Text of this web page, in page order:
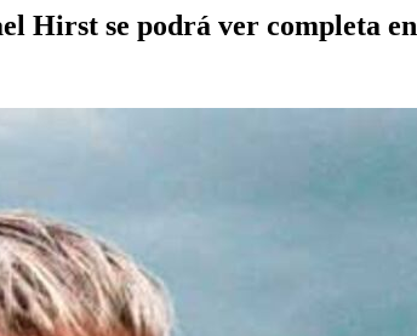
Hirst se podrá ver completa